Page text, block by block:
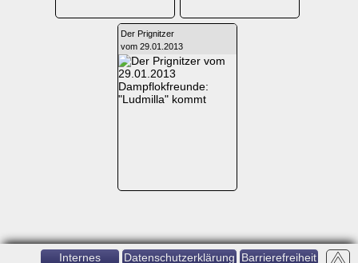
Der Prignitzer
vom 29.01.2013
Dampflokfreunde:
"Ludmilla" kommt
Internes Datenschutzerklärung Barrierefreiheit